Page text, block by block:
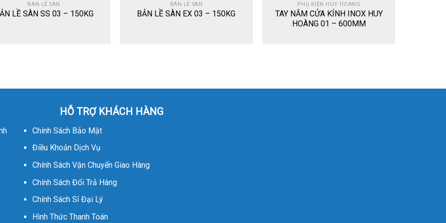
BÀN LỀ SÀN
LỀ SÀN SS 03 – 150KG
BÀN LỀ SÀN
BẢN LỀ SÀN EX 03 – 150KG
PHỤ KIỆN HUY HOÀNG
TAY NẮM CỬA KÍNH INOX HUY
HOÀNG 01 – 600MM
HỖ TRỢ KHÁCH HÀNG
Chính Sách Bảo Mật
Điều Khoản Dịch Vụ
Chính Sách Vận Chuyển Giao Hàng
Chính Sách Đổi Trả Hàng
Chính Sách Sỉ Đại Lý
Hình Thức Thanh Toán